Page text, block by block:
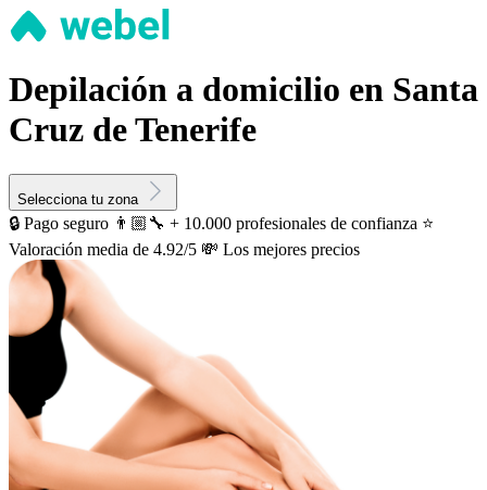
Depilación a domicilio en Santa
Cruz de Tenerife
Selecciona tu zona
🔒 Pago seguro 👨🏼‍🔧 + 10.000 profesionales de confianza ⭐️
Valoración media de 4.92/5 💸 Los mejores precios